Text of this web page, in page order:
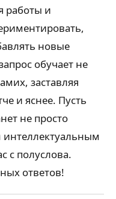
работы и
новые
обучает не
заставляя
и яснее. Пусть
не просто
с полуслова.
ответов!